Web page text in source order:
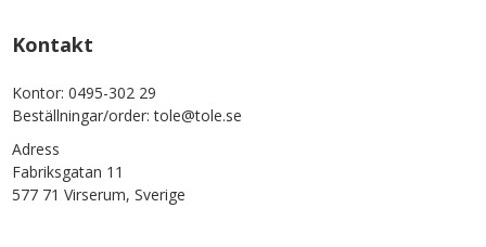
Kontakt
Kontor: 0495-302 29
Beställningar/order: tole@tole.se
Adress
Fabriksgatan 11
577 71 Virserum, Sverige